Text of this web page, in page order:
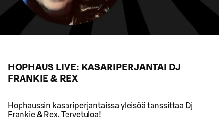
HOPHAUS LIVE: KASARIPERJANTAI DJ
FRANKIE & REX
Hophaussin kasariperjantaissa yleisöä tanssittaa Dj
Frankie & Rex. Tervetuloa!